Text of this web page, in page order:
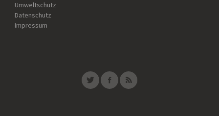
Umweltschutz
Datenschutz
Impressum